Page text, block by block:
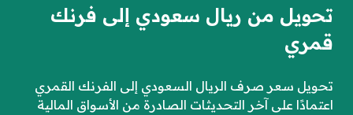
تحويل من ريال سعودي إلى فرنك
قمري
تحويل سعر صرف الريال السعودي إلى الفرنك القمري
اعتمادًا على آخر التحديثات الصادرة من الأسواق المالية